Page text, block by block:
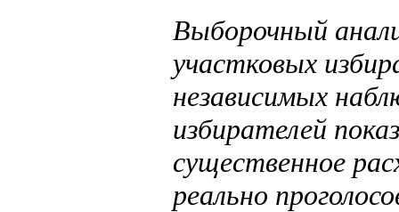
Выборочный
участковых
независимых
избирателей
существенное
реально